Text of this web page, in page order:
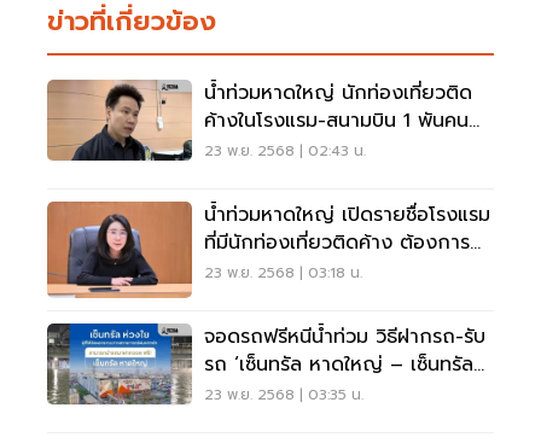
ข่าวที่เกี่ยวข้อง
น้ำท่วมหาดใหญ่ นักท่องเที่ยวติด
ค้างในโรงแรม-สนามบิน 1 พันคน
รมว.ท่องเที่ยวเร่งช่วย
23 พ.ย. 2568 | 02:43 น.
น้ำท่วมหาดใหญ่ เปิดรายชื่อโรงแรม
ที่มีนักท่องเที่ยวติดค้าง ต้องการ
ความช่วยเหลือ
23 พ.ย. 2568 | 03:18 น.
จอดรถฟรีหนีน้ำท่วม วิธีฝากรถ-รับ
รถ ‘เซ็นทรัล หาดใหญ่ – เซ็นทรัล
นครศรี’
23 พ.ย. 2568 | 03:35 น.